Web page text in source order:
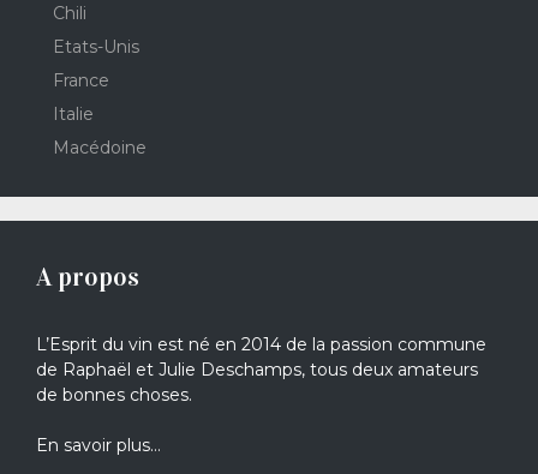
Chili
Etats-Unis
France
Italie
Macédoine
A propos
L’Esprit du vin est né en 2014 de la passion commune
de Raphaël et Julie Deschamps, tous deux amateurs
de bonnes choses.
En savoir plus…